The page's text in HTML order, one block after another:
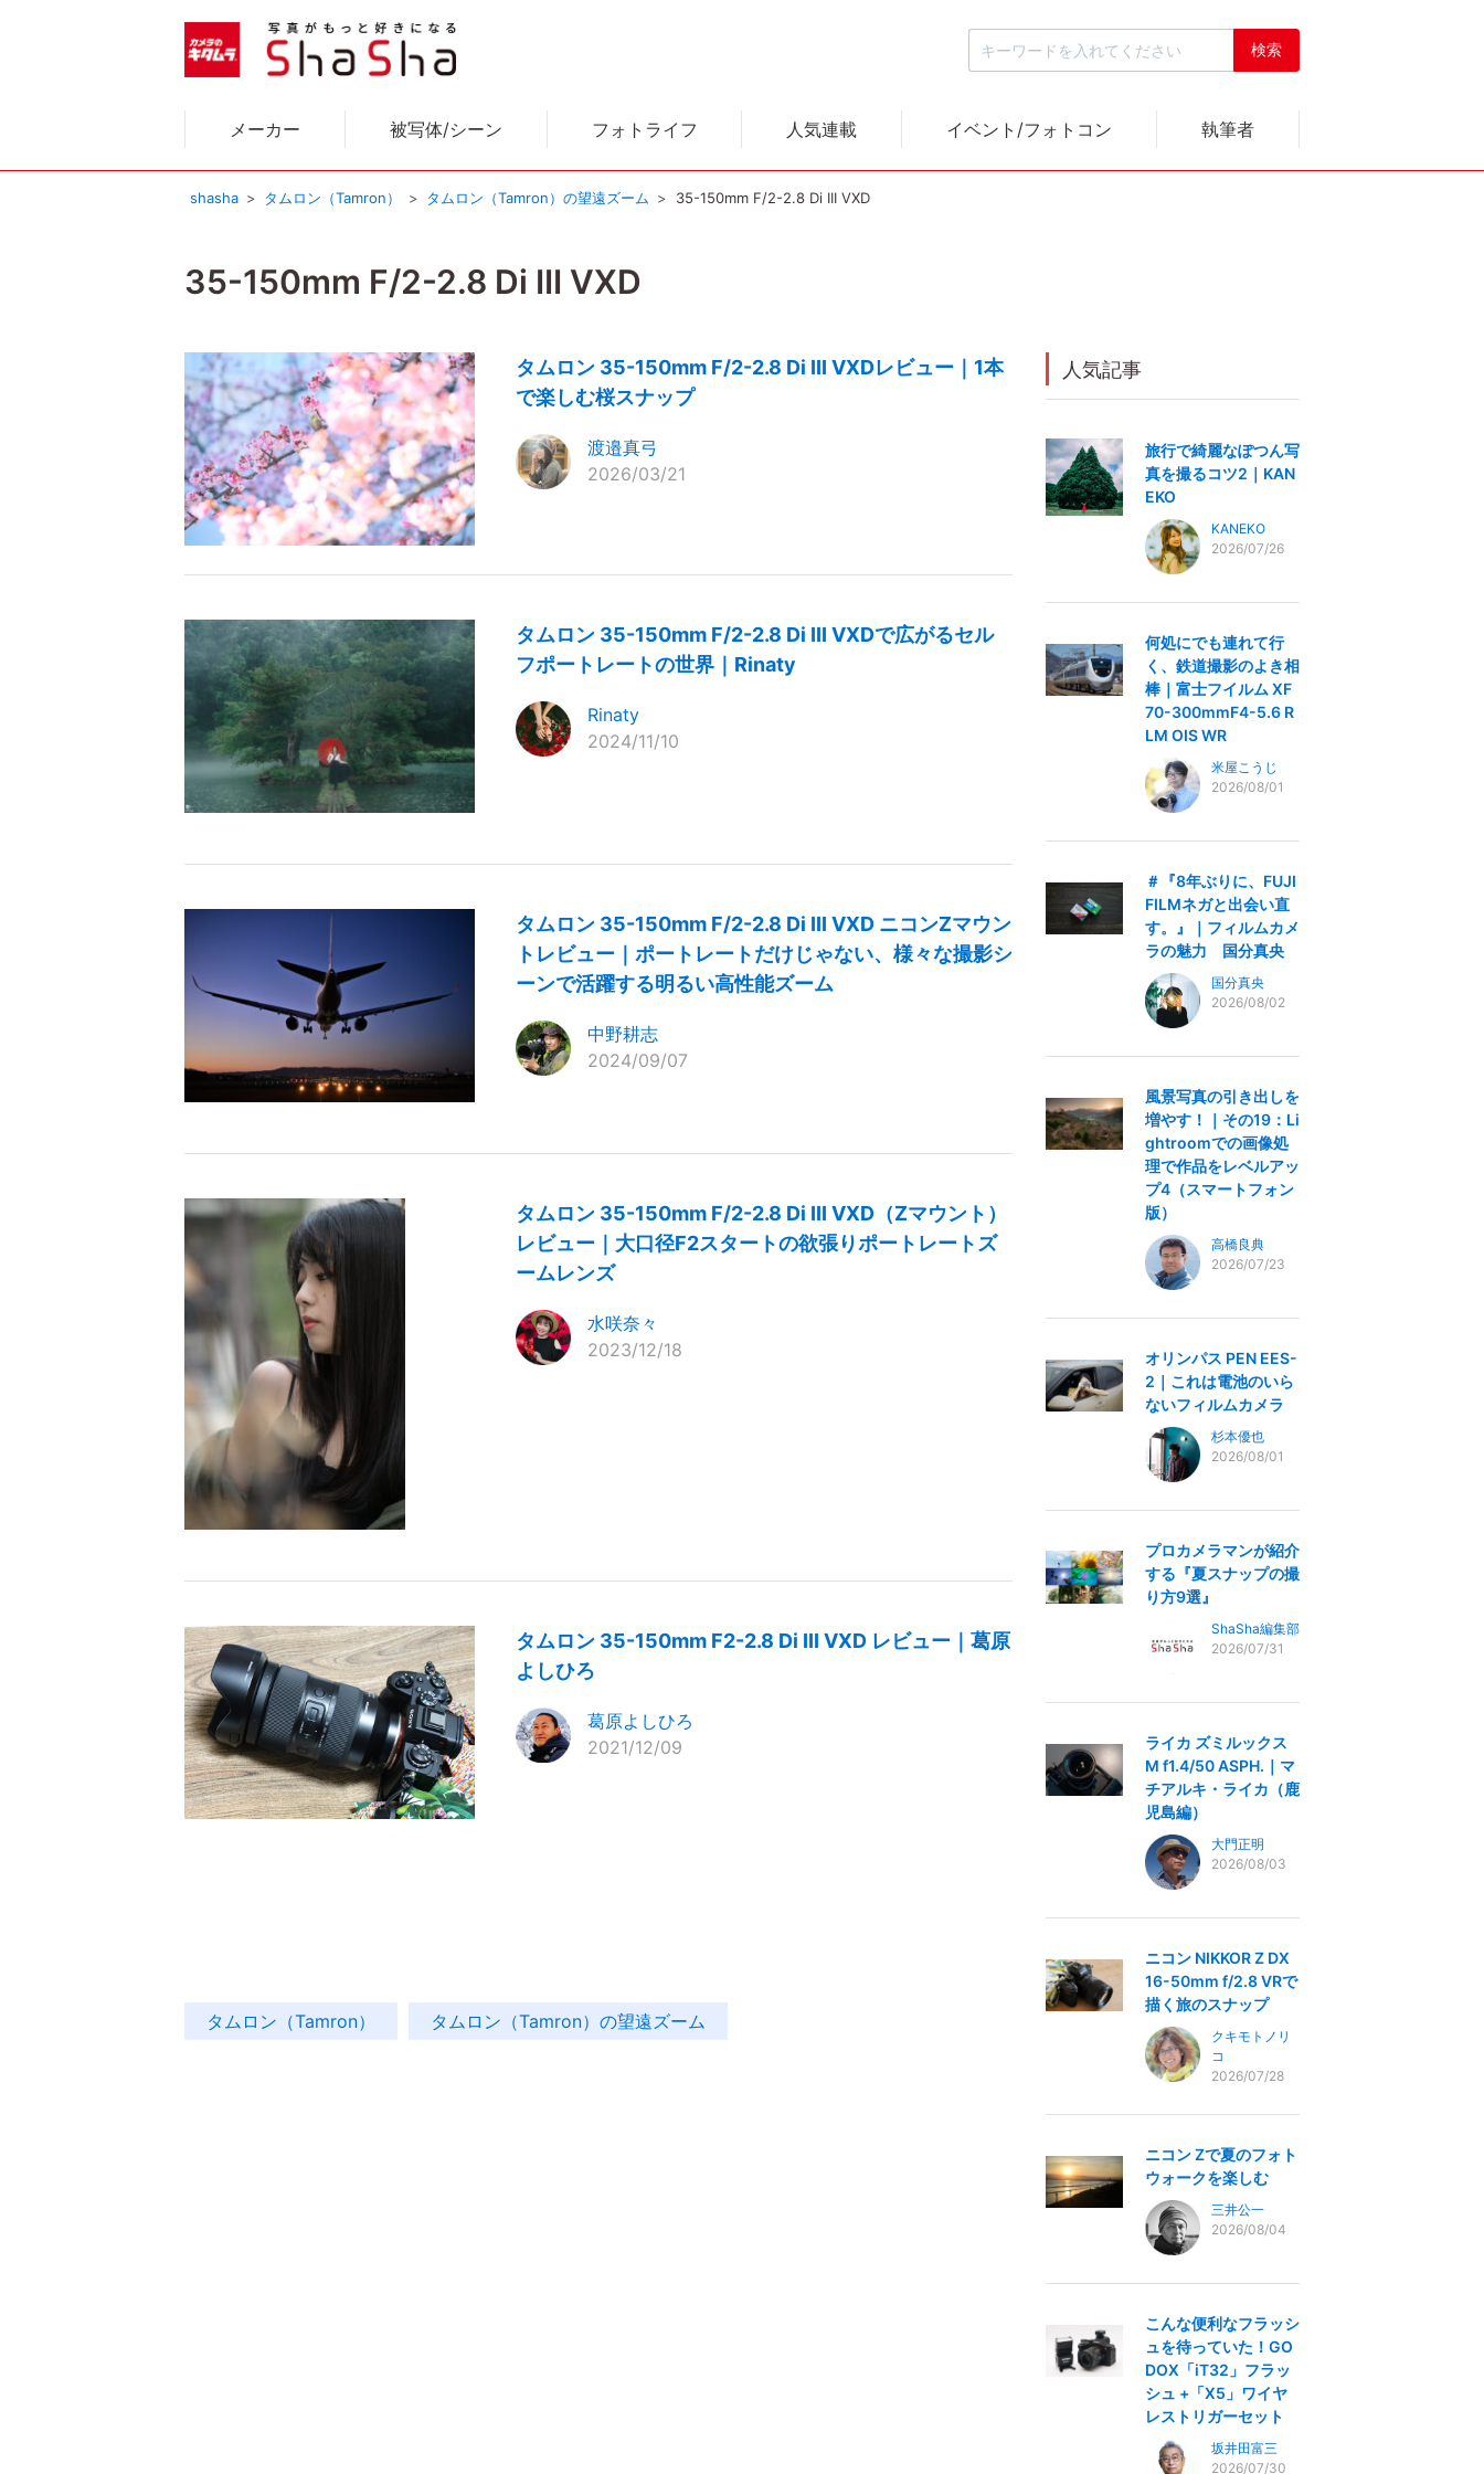
メーカー 被写体/シーン フォトライフ 人気連載 イベント/フォトコン 執筆者
shasha タムロン（Tamron） タムロン（Tamron）の望遠ズーム 35-150mm F/2-2.8 Di III VXD
35-150mm F/2-2.8 Di III VXD
タムロン 35-150mm F/2-2.8 Di III VXDレビュー｜1本
で楽しむ桜スナップ
渡邉真弓
2026/03/21
タムロン 35-150mm F/2-2.8 Di III VXDで広がるセル
フポートレートの世界｜Rinaty
Rinaty
2024/11/10
タムロン 35-150mm F/2-2.8 Di III VXD ニコンZマウン
トレビュー｜ポートレートだけじゃない、様々な撮影シ
ーンで活躍する明るい高性能ズーム
中野耕志
2024/09/07
タムロン 35-150mm F/2-2.8 Di III VXD（Zマウント）
レビュー｜大口径F2スタートの欲張りポートレートズ
ームレンズ
水咲奈々
2023/12/18
タムロン 35-150mm F2-2.8 Di III VXD レビュー｜葛原
よしひろ
葛原よしひろ
2021/12/09
タムロン（Tamron） タムロン（Tamron）の望遠ズーム
人気記事
旅行で綺麗なぽつん写
真を撮るコツ2｜KAN
EKO
KANEKO
2026/07/26
何処にでも連れて行
く、鉄道撮影のよき相
棒｜富士フイルム XF
70-300mmF4-5.6 R
LM OIS WR
米屋こうじ
2026/08/01
＃『8年ぶりに、FUJI
FILMネガと出会い直
す。』｜フィルムカメ
ラの魅力 国分真央
国分真央
2026/08/02
風景写真の引き出しを
増やす！｜その19：Li
ghtroomでの画像処
理で作品をレベルアッ
プ4（スマートフォン
版）
高橋良典
2026/07/23
オリンパス PEN EES-
2｜これは電池のいら
ないフィルムカメラ
杉本優也
2026/08/01
プロカメラマンが紹介
する『夏スナップの撮
り方9選』
ShaSha編集部
2026/07/31
ライカ ズミルックス
M f1.4/50 ASPH.｜マ
チアルキ・ライカ（鹿
児島編）
大門正明
2026/08/03
ニコン NIKKOR Z DX
16-50mm f/2.8 VRで
描く旅のスナップ
クキモトノリ
コ
2026/07/28
ニコン Zで夏のフォト
ウォークを楽しむ
三井公一
2026/08/04
こんな便利なフラッシ
ュを待っていた！GO
DOX「iT32」フラッ
シュ +「X5」ワイヤ
レストリガーセット
坂井田富三
2026/07/30